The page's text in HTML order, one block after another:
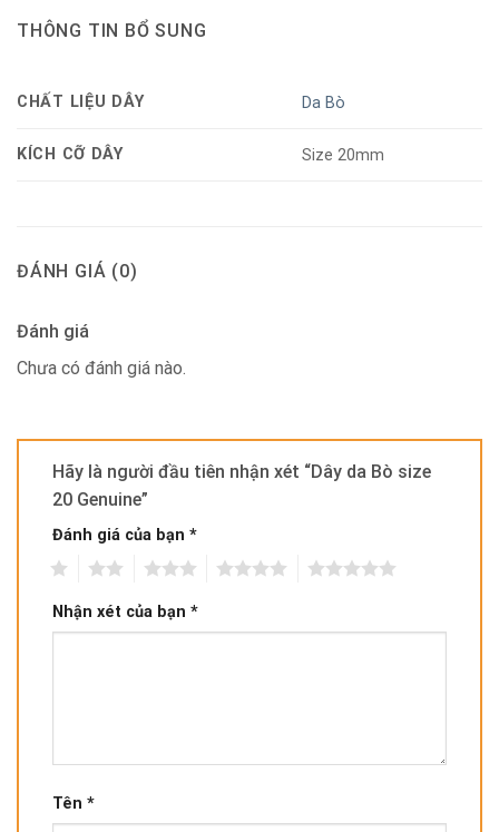
THÔNG TIN BỔ SUNG
CHẤT LIỆU DÂY Da Bò
KÍCH CỠ DÂY Size 20mm
ĐÁNH GIÁ (0)
Đánh giá
Chưa có đánh giá nào.
Hãy là người đầu tiên nhận xét “Dây da Bò size
20 Genuine”
Đánh giá của bạn *
Nhận xét của bạn *
Tên *